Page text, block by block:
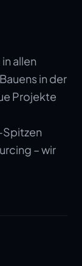
allen
in der
Projekte
– wir